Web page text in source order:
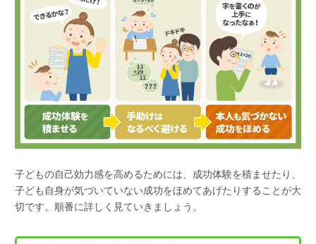
子どもの自己効力感を高めるためには、成功体験を積ませたり、
子ども自身が気づいていない成功をほめてあげたりすることが大
切です。順番に詳しく見ていきましょう。